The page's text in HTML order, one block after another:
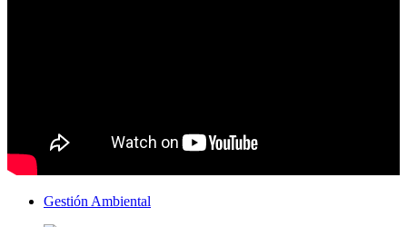
Gestión Ambiental